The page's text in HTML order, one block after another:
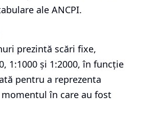
ale ANCPI.
prezintă scări fixe,
1:1000 și 1:2000, în funcție
pentru a reprezenta
în care au fost